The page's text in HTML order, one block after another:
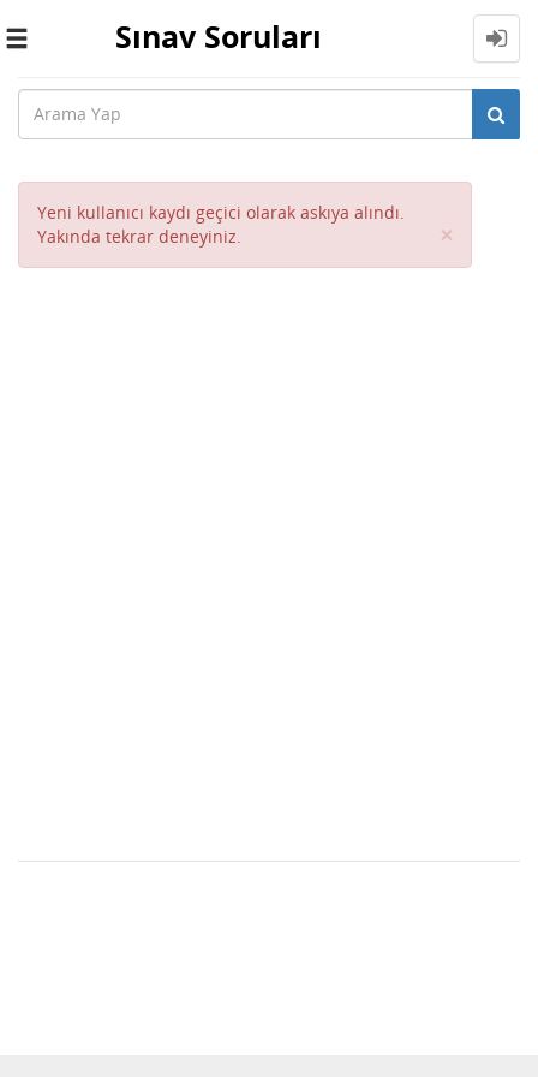
Toggle
Sınav Soruları
Yeni kullanıcı kaydı geçici olarak askıya alındı.
Yakında tekrar deneyiniz.
×